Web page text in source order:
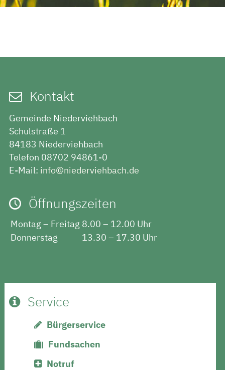
Kontakt
Gemeinde Niederviehbach
Schulstraße 1
84183 Niederviehbach
Telefon 08702 94861-0
E-Mail: info@niederviehbach.de
Öffnungszeiten
Montag – Freitag 8.00 – 12.00 Uhr
Donnerstag
13.30 – 17.30 Uhr
Service
Bürgerservice
Fundsachen
Notruf